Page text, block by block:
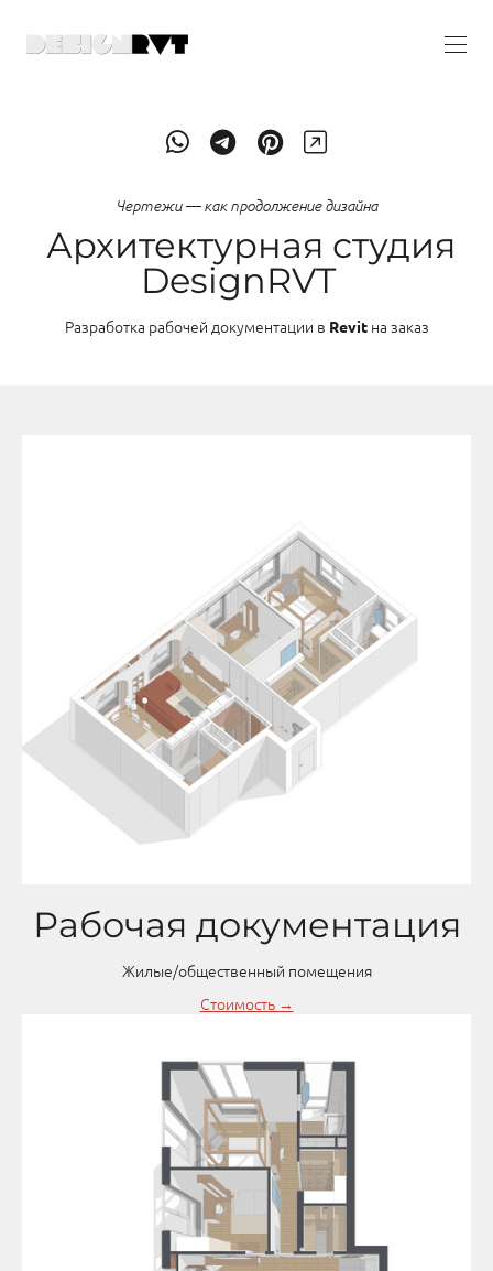
Чертежи — как продолжение дизайна
Архитектурная студия
DesignRVT
Разработка рабочей документации в Revitна заказ
Рабочая документация
Жилые/общественный помещения
Стоимость →